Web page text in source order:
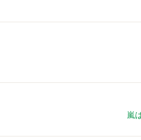
嵐